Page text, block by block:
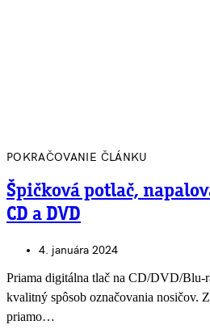
POKRAČOVANIE ČLÁNKU
Špičková potlač,
CD a DVD
4. januára 2024
Priama digitálna tlač na CD/DVD/Blu-
kvalitný spôsob označovania nosičov.
priamo…